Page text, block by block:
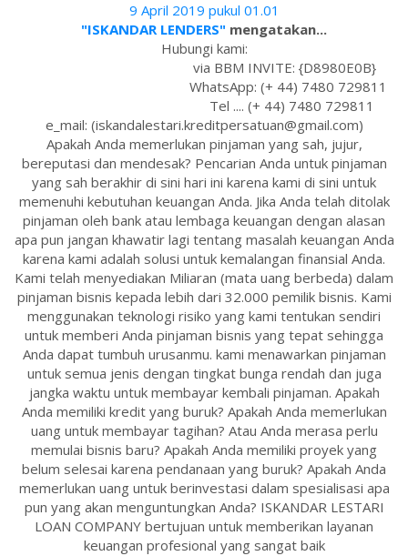
9 April 2019 pukul 01.01
"ISKANDAR LENDERS" mengatakan...
Hubungi kami:
via BBM INVITE: {D8980E0B}
WhatsApp: (+ 44) 7480 729811
Tel .... (+ 44) 7480 729811
e_mail: (iskandalestari.kreditpersatuan@gmail.com)
Apakah Anda memerlukan pinjaman yang sah, jujur,
bereputasi dan mendesak? Pencarian Anda untuk pinjaman
yang sah berakhir di sini hari ini karena kami di sini untuk
memenuhi kebutuhan keuangan Anda. Jika Anda telah ditolak
pinjaman oleh bank atau lembaga keuangan dengan alasan
apa pun jangan khawatir lagi tentang masalah keuangan Anda
karena kami adalah solusi untuk kemalangan finansial Anda.
Kami telah menyediakan Miliaran (mata uang berbeda) dalam
pinjaman bisnis kepada lebih dari 32.000 pemilik bisnis. Kami
menggunakan teknologi risiko yang kami tentukan sendiri
untuk memberi Anda pinjaman bisnis yang tepat sehingga
Anda dapat tumbuh urusanmu. kami menawarkan pinjaman
untuk semua jenis dengan tingkat bunga rendah dan juga
jangka waktu untuk membayar kembali pinjaman. Apakah
Anda memiliki kredit yang buruk? Apakah Anda memerlukan
uang untuk membayar tagihan? Atau Anda merasa perlu
memulai bisnis baru? Apakah Anda memiliki proyek yang
belum selesai karena pendanaan yang buruk? Apakah Anda
memerlukan uang untuk berinvestasi dalam spesialisasi apa
pun yang akan menguntungkan Anda? ISKANDAR LESTARI
LOAN COMPANY bertujuan untuk memberikan layanan
keuangan profesional yang sangat baik